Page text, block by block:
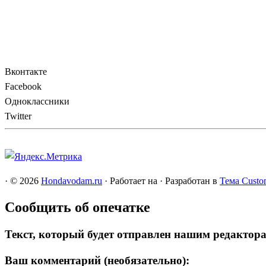
Вконтакте
Facebook
Одноклассники
Twitter
· © 2026 Hondavodam.ru · Работает на · Разработан в Тема
Сообщить об опечатке
Текст, который будет отправлен нашим
Ваш комментарий (необязательно):